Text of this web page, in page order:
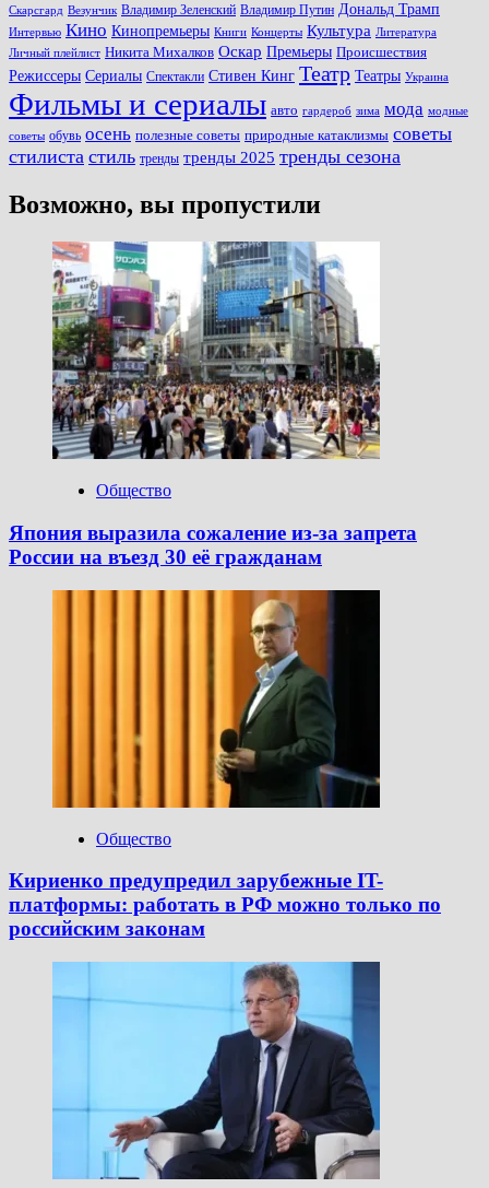
Скарсгард Везунчик Владимир Зеленский Владимир Путин Дональд Трамп
Интервью Кино Кинопремьеры Книги Концерты Культура Литература
Личный плейлист Никита Михалков Оскар Премьеры Происшествия
Режиссеры Сериалы Спектакли Стивен Кинг Театр Театры Украина
Фильмы и сериалы авто гардероб зима мода модные
советы обувь осень полезные советы природные катаклизмы советы
стилиста стиль тренды тренды 2025 тренды сезона
Возможно, вы пропустили
Общество
Япония выразила сожаление из-за запрета
России на въезд 30 её гражданам
Общество
Кириенко предупредил зарубежные IT-
платформы: работать в РФ можно только по
российским законам